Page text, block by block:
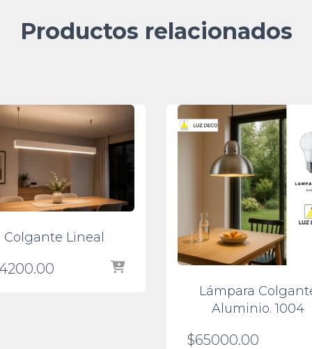
Productos relacionados
Colgante Lineal
Lámpara
Aluminio. 1004
$65000.00